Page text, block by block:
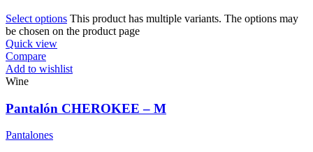
Select options This product has multiple variants. The options may
be chosen on the product page
Quick view
Compare
Add to wishlist
Wine
Pantalón CHEROKEE – M
Pantalones